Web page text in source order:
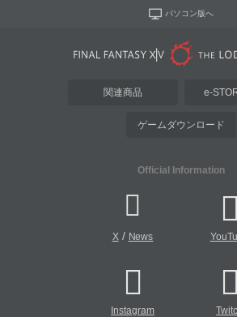
パソコン版へ
関連商品 e-
ゲームダウンロード
Official Information
X/ News
Instagram